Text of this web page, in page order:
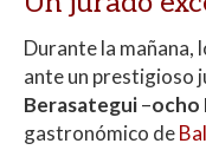
Durante la
ante un prestigioso
Berasategui–ocho
gastronómico de